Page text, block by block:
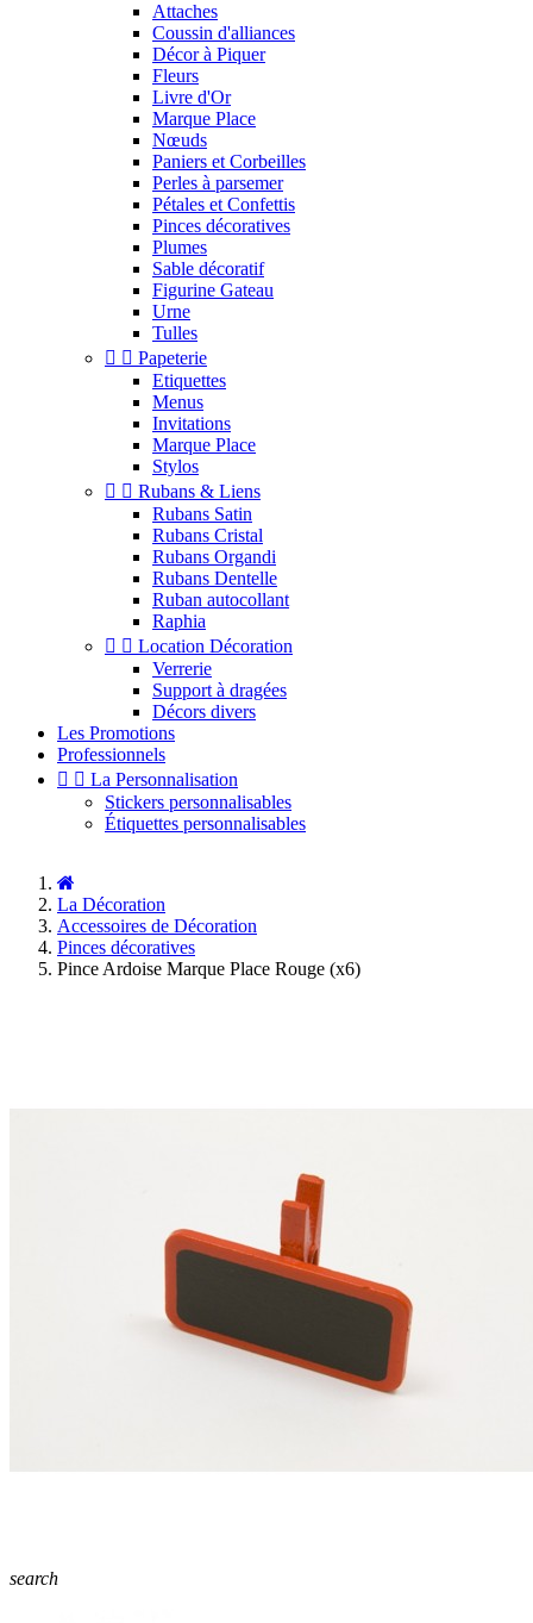
Attaches
Coussin d'alliances
Décor à Piquer
Fleurs
Livre d'Or
Marque Place
Nœuds
Paniers et Corbeilles
Perles à parsemer
Pétales et Confettis
Pinces décoratives
Plumes
Sable décoratif
Figurine Gateau
Urne
Tulles
  Papeterie
Etiquettes
Menus
Invitations
Marque Place
Stylos
  Rubans & Liens
Rubans Satin
Rubans Cristal
Rubans Organdi
Rubans Dentelle
Ruban autocollant
Raphia
  Location Décoration
Verrerie
Support à dragées
Décors divers
Les Promotions
Professionnels
  La Personnalisation
Stickers personnalisables
Étiquettes personnalisables
La Décoration
Accessoires de Décoration
Pinces décoratives
Pince Ardoise Marque Place Rouge (x6)
search